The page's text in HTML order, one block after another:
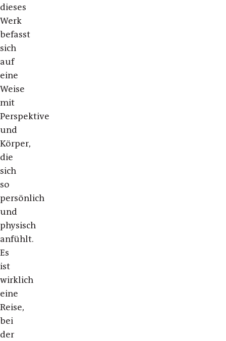
dieses
Werk
befasst
sich
auf
eine
Weise
mit
Perspektive
und
Körper,
die
sich
so
persönlich
und
physisch
anfühlt.
Es
ist
wirklich
eine
Reise,
bei
der